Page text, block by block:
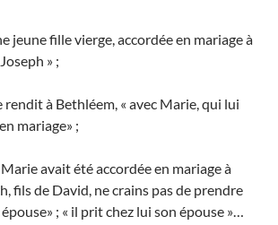
jeune fille vierge, accordée en mariage à
» ;
rendit à Bethléem, « avec Marie, qui lui
mariage» ;
avait été accordée en mariage à
fils de David, ne crains pas de prendre
; « il prit chez lui son épouse »…